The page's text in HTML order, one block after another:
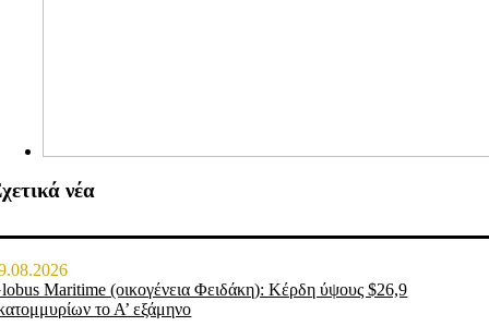
νέα
Maritime (οικογένεια Φειδάκη): Κέρδη ύψους $26,9
το Α’ εξάμηνο